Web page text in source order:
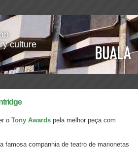
culture
o Tony Awards pela melhor peça com
famosa companhia de teatro de marionetas